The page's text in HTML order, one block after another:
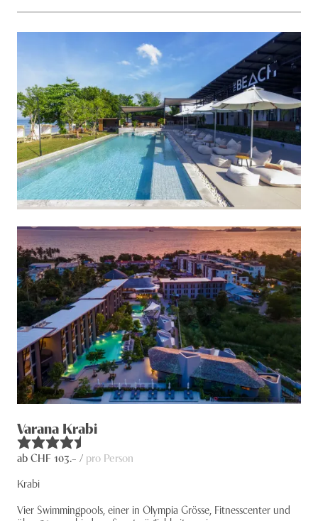
Varana Krabi
ab CHF103.– / pro Person
Krabi
Vier Swimmingpools, einer in Olympia Grösse, Fitnesscenter und